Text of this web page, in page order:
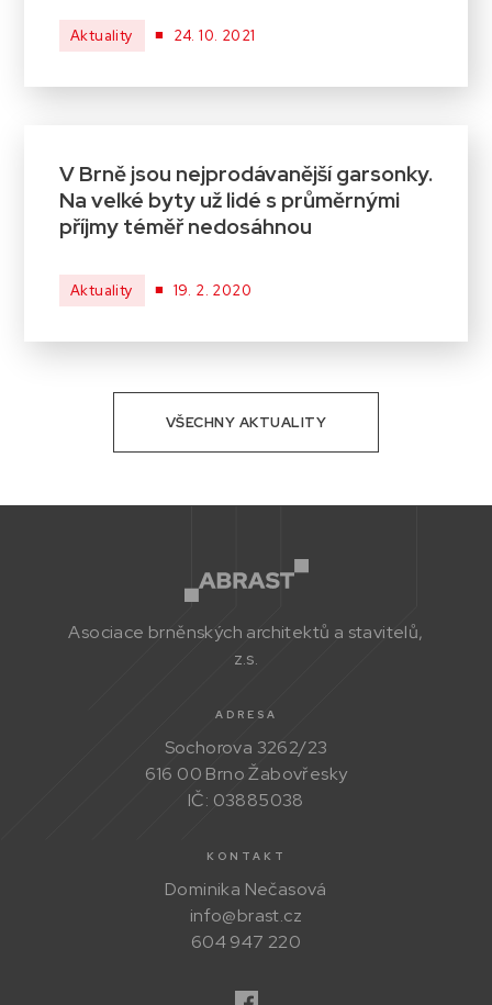
Aktuality ■ 24. 10. 2021
V Brně jsou nejprodávanější garsonky.
Na velké byty už lidé s průměrnými
příjmy téměř nedosáhnou
Aktuality ■ 19. 2. 2020
VŠECHNY AKTUALITY
Asociace brněnských architektů a stavitelů,
z.s.
ADRESA
Sochorova 3262/23
616 00 Brno Žabovřesky
IČ: 03885038
KONTAKT
Dominika Nečasová
info@brast.cz
604 947 220